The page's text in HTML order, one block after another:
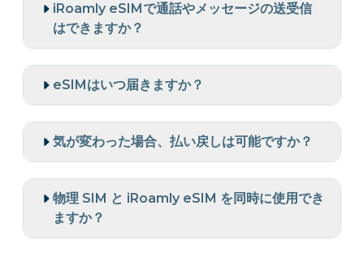
iRoamly eSIMで通話やメッセージの送受信
はできますか？
eSIMはいつ届きますか？
気が変わった場合、払い戻しは可能ですか？
物理 SIM と iRoamly eSIM を同時に使用でき
ますか？